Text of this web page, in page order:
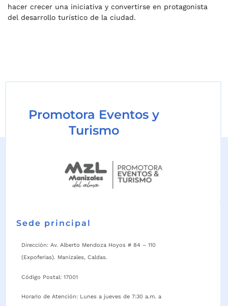
hacer crecer una iniciativa y convertirse en protagonista
del desarrollo turístico de la ciudad.
Promotora Eventos y
Turismo
Sede principal
Dirección: Av. Alberto Mendoza Hoyos # 84 – 110
(Expoferias). Manizales, Caldas.
Código Postal: 17001
Horario de Atención: Lunes a jueves de 7:30 a.m. a